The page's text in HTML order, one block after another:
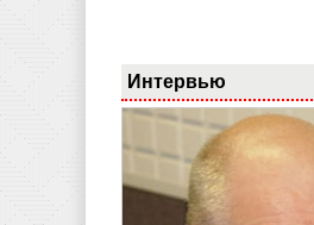
Интервью